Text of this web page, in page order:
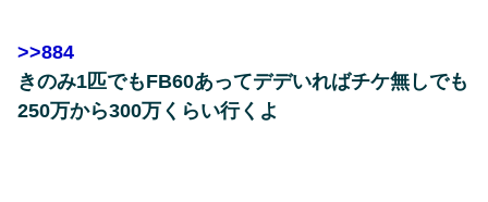
>>884
きのみ1匹でもFB60あってデデいればチケ無しでも
250万から300万くらい行くよ